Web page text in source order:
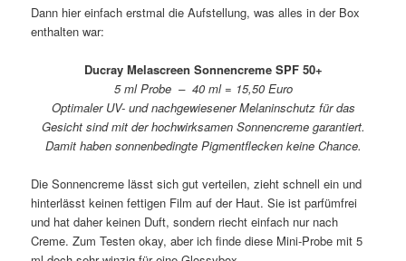
Dann hier einfach erstmal die Aufstellung, was alles in der Box
enthalten war:
Ducray Melascreen Sonnencreme SPF 50+
5 ml Probe – 40 ml = 15,50 Euro
Optimaler UV- und nachgewiesener Melaninschutz für das
Gesicht sind mit der hochwirksamen Sonnencreme garantiert.
Damit haben sonnenbedingte Pigmentflecken keine Chance.
Die Sonnencreme lässt sich gut verteilen, zieht schnell ein und
hinterlässt keinen fettigen Film auf der Haut. Sie ist parfümfrei
und hat daher keinen Duft, sondern riecht einfach nur nach
Creme. Zum Testen okay, aber ich finde diese Mini-Probe mit 5